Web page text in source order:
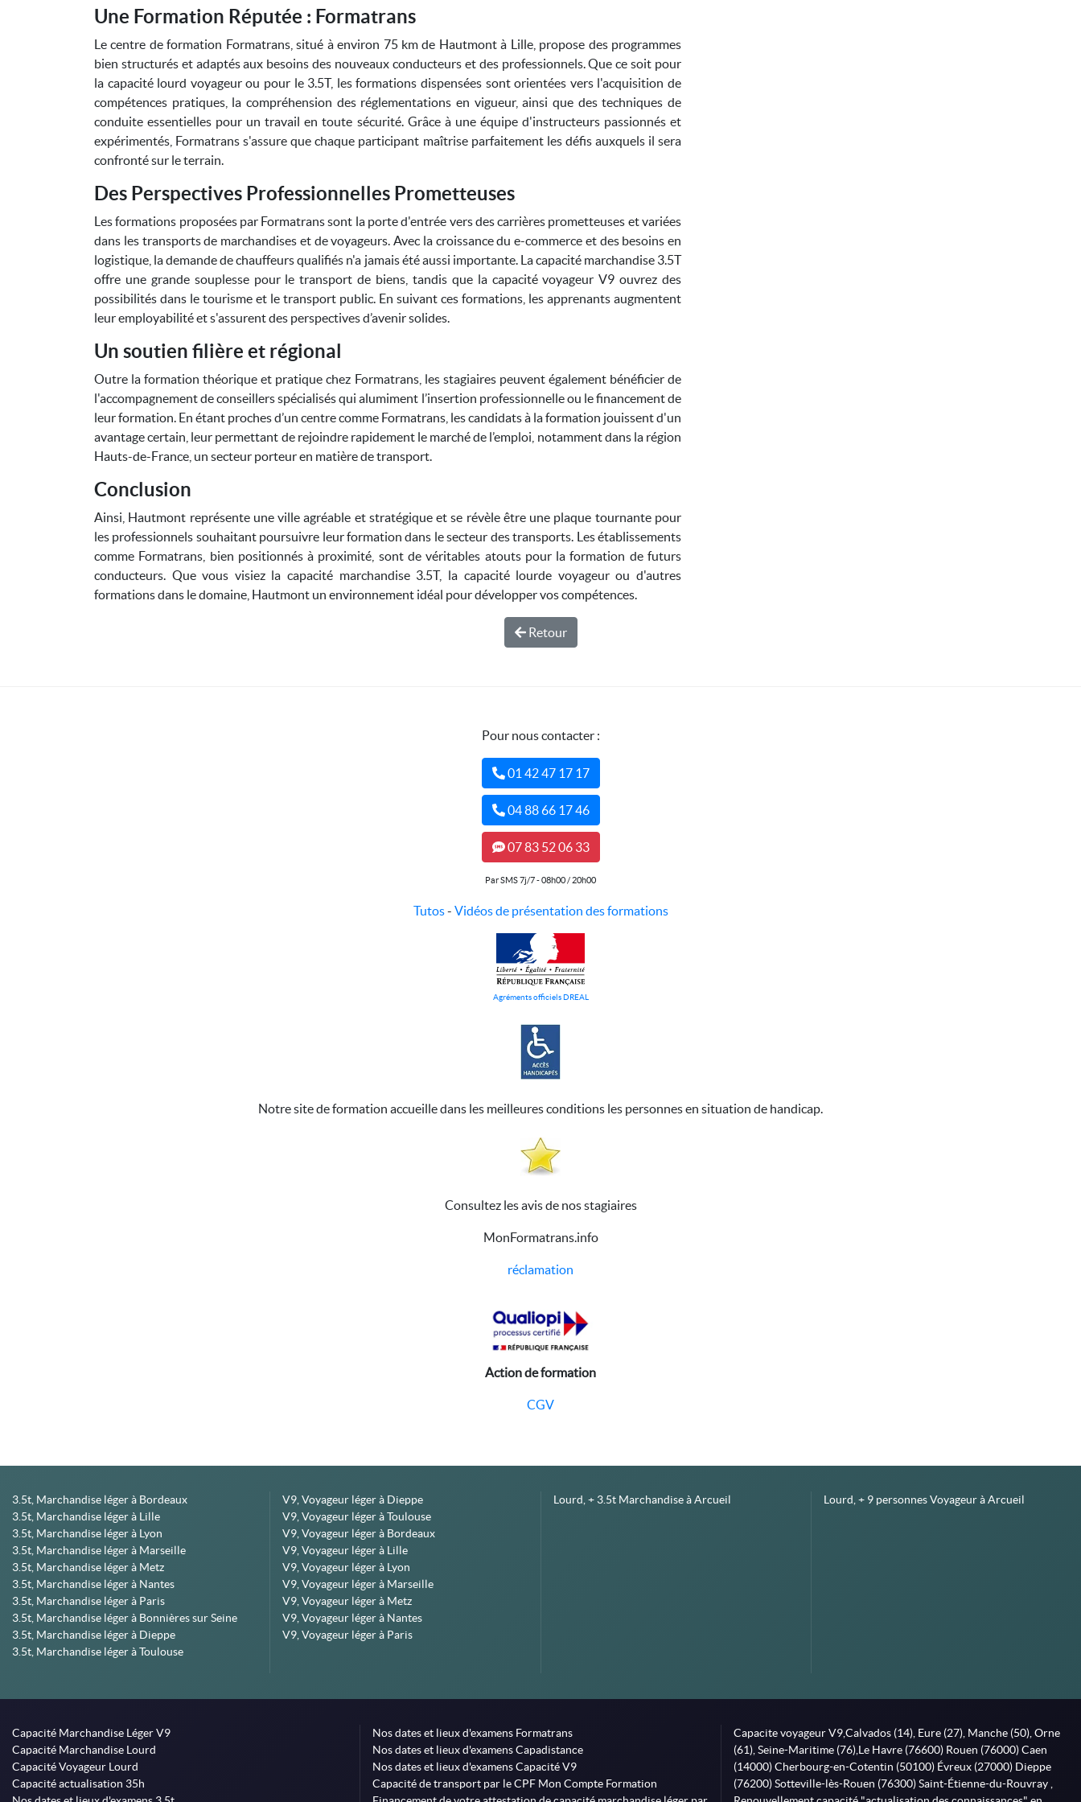
Une Formation Réputée : Formatrans
Le centre de formation Formatrans, situé à environ 75 km de Hautmont à Lille, propose des programmes
bien structurés et adaptés aux besoins des nouveaux conducteurs et des professionnels. Que ce soit pour
la capacité lourd voyageur ou pour le 3.5T, les formations dispensées sont orientées vers l'acquisition de
compétences pratiques, la compréhension des réglementations en vigueur, ainsi que des techniques de
conduite essentielles pour un travail en toute sécurité. Grâce à une équipe d'instructeurs passionnés et
expérimentés, Formatrans s'assure que chaque participant maîtrise parfaitement les défis auxquels il sera
confronté sur le terrain.
Des Perspectives Professionnelles Prometteuses
Les formations proposées par Formatrans sont la porte d'entrée vers des carrières prometteuses et variées
dans les transports de marchandises et de voyageurs. Avec la croissance du e-commerce et des besoins en
logistique, la demande de chauffeurs qualifiés n'a jamais été aussi importante. La capacité marchandise 3.5T
offre une grande souplesse pour le transport de biens, tandis que la capacité voyageur V9 ouvrez des
possibilités dans le tourisme et le transport public. En suivant ces formations, les apprenants augmentent
leur employabilité et s'assurent des perspectives d’avenir solides.
Un soutien filière et régional
Outre la formation théorique et pratique chez Formatrans, les stagiaires peuvent également bénéficier de
l'accompagnement de conseillers spécialisés qui alumiment l’insertion professionnelle ou le financement de
leur formation. En étant proches d’un centre comme Formatrans, les candidats à la formation jouissent d'un
avantage certain, leur permettant de rejoindre rapidement le marché de l’emploi, notamment dans la région
Hauts-de-France, un secteur porteur en matière de transport.
Conclusion
Ainsi, Hautmont représente une ville agréable et stratégique et se révèle être une plaque tournante pour
les professionnels souhaitant poursuivre leur formation dans le secteur des transports. Les établissements
comme Formatrans, bien positionnés à proximité, sont de véritables atouts pour la formation de futurs
conducteurs. Que vous visiez la capacité marchandise 3.5T, la capacité lourde voyageur ou d'autres
formations dans le domaine, Hautmont un environnement idéal pour développer vos compétences.
Retour
Pour nous contacter :
01 42 47 17 17
04 88 66 17 46
07 83 52 06 33
Par SMS 7j/7 - 08h00 / 20h00
Tutos- Vidéos de présentation des formations
Agréments officiels DREAL
Notre site de formation accueille dans les meilleures conditions les personnes en situation de handicap.
Consultez les avis de nos stagiaires
MonFormatrans.info
réclamation
Action de formation
CGV
3.5t, Marchandise léger à Bordeaux
3.5t, Marchandise léger à Lille
3.5t, Marchandise léger à Lyon
3.5t, Marchandise léger à Marseille
3.5t, Marchandise léger à Metz
3.5t, Marchandise léger à Nantes
3.5t, Marchandise léger à Paris
3.5t, Marchandise léger à Bonnières sur Seine
3.5t, Marchandise léger à Dieppe
3.5t, Marchandise léger à Toulouse
V9, Voyageur léger à Dieppe
V9, Voyageur léger à Toulouse
V9, Voyageur léger à Bordeaux
V9, Voyageur léger à Lille
V9, Voyageur léger à Lyon
V9, Voyageur léger à Marseille
V9, Voyageur léger à Metz
V9, Voyageur léger à Nantes
V9, Voyageur léger à Paris
Lourd, + 3.5t Marchandise à Arcueil Lourd, + 9 personnes Voyageur à Arcueil
Capacité Marchandise Léger V9
Capacité Marchandise Lourd
Capacité Voyageur Lourd
Capacité actualisation 35h
Nos dates et lieux d'examens Formatrans
Nos dates et lieux d'examens Capadistance
Nos dates et lieux d'examens Capacité V9
Capacité de transport par le CPF Mon Compte Formation
Capacite voyageur V9,Calvados (14), Eure (27), Manche (50), Orne
(61), Seine-Maritime (76),Le Havre (76600) Rouen (76000) Caen
(14000) Cherbourg-en-Cotentin (50100) Évreux (27000) Dieppe
(76200) Sotteville-lès-Rouen (76300) Saint-Étienne-du-Rouvray ,